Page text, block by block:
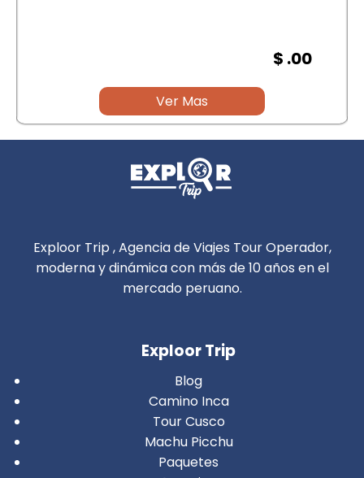
$ .00
Ver Mas
Exploor Trip , Agencia de Viajes Tour Operador,
moderna y dinámica con más de 10 años en el
mercado peruano.
Exploor Trip
Blog
Camino Inca
Tour Cusco
Machu Picchu
Paquetes